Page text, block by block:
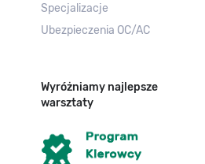
Specjalizacje
Ubezpieczenia OC/AC
Wyróżniamy najlepsze
warsztaty